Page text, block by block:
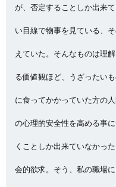
が、否定することしか出来
い目線で物事を見ている、
えていた。そんなものは理
る価値観ほど、うざったい
に食ってかかっていた方の
の心理的安全性を高める事
くことしか出来ていなかっ
会的欲求。そう、私の職場